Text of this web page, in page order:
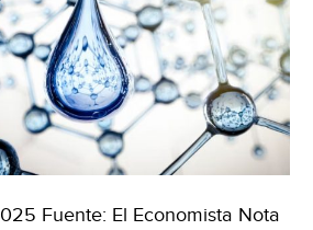
Sol
de
León)
Fuente: El Economista Nota